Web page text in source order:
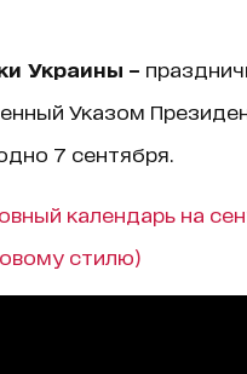
Украины –
Указом
7 сентября.
календарь на
стилю)